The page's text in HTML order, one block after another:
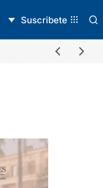
Suscribete